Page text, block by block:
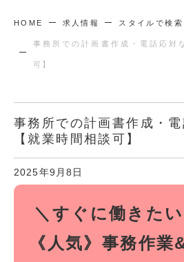
HOME 求人情報 スタイルで検索
事務所での計画書作成・電話応対
可】
事務所での計画書作成・
【就業時間相談可】
2025年9月8日
＼すぐに働きた
《人気》事務作